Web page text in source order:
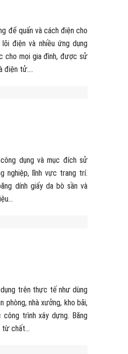
để quấn và cách điện cho
điện và nhiều ứng dụng
cho mọi gia đình, được sử
điện tử....
dụng và mục đích sử
nghiệp, lĩnh vực trang trí.
dính giấy da bò sần và
trên thực tế như dùng
phòng, nhà xưởng, kho bãi,
trình xây dựng. Băng
từ chất...